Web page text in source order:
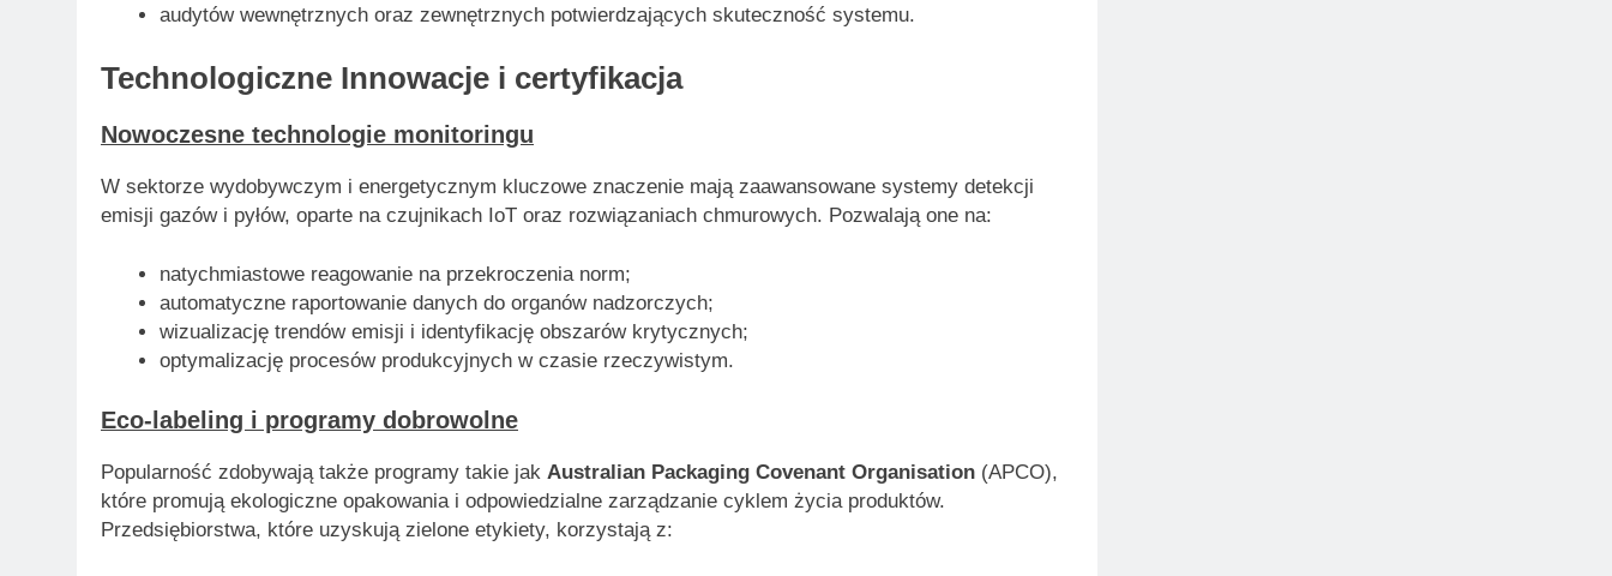
audytów wewnętrznych oraz zewnętrznych potwierdzających skuteczność systemu.
Technologiczne Innowacje i certyfikacja
Nowoczesne technologie monitoringu
W sektorze wydobywczym i energetycznym kluczowe znaczenie mają zaawansowane systemy detekcji
emisji gazów i pyłów, oparte na czujnikach IoT oraz rozwiązaniach chmurowych. Pozwalają one na:
natychmiastowe reagowanie na przekroczenia norm;
automatyczne raportowanie danych do organów nadzorczych;
wizualizację trendów emisji i identyfikację obszarów krytycznych;
optymalizację procesów produkcyjnych w czasie rzeczywistym.
Eco-labeling i programy dobrowolne
Popularność zdobywają także programy takie jak Australian Packaging Covenant Organisation (APCO),
które promują ekologiczne opakowania i odpowiedzialne zarządzanie cyklem życia produktów.
Przedsiębiorstwa, które uzyskują zielone etykiety, korzystają z: